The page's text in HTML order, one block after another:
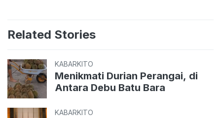
Related Stories
KABARKITO
Menikmati Durian Perangai, di
Antara Debu Batu Bara
KABARKITO